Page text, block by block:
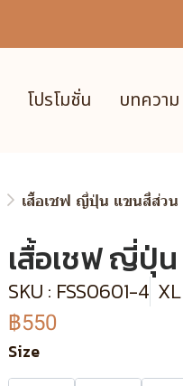
โปรโมชั่น บทความ
เสื้อเชฟ ญี่ปุ่น แขนสี่ส่วน
เสื้อเชฟ ญี่ปุ่
SKU : FSS0601-4 XL
฿550
Size